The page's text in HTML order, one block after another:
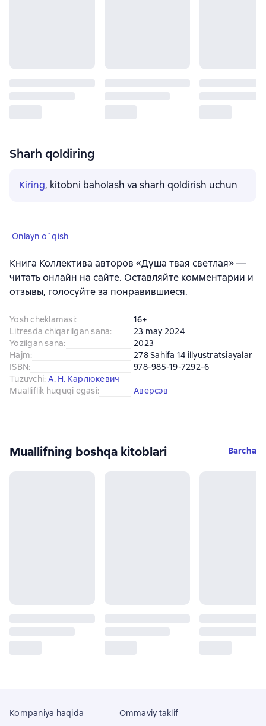
Sharh qoldiring
Kiring, kitobni baholash va sharh qoldirish uchun
Onlayn o`qish
Книга Коллектива авторов «Душа твая светлая» —
читать онлайн на сайте. Оставляйте комментарии и
отзывы, голосуйте за понравившиеся.
Yosh cheklamasi:
16+
Litresda chiqarilgan sana:
23 may 2024
Yozilgan sana:
2023
Hajm:
278 Sahifa 14 illyustratsiayalar
ISBN:
978-985-19-7292-6
Tuzuvchi: А. Н. Карлюкевич
Mualliflik huquqi egasi: Аверсэв
Muallifning boshqa kitoblari Barcha
Kompaniya haqida Ommaviy taklif